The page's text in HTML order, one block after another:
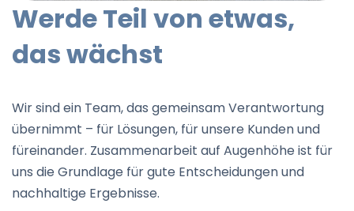
Werde Teil von etwas,
das wächst
Wir sind ein Team, das gemeinsam Verantwortung
übernimmt – für Lösungen, für unsere Kunden und
füreinander. Zusammenarbeit auf Augenhöhe ist für
uns die Grundlage für gute Entscheidungen und
nachhaltige Ergebnisse.